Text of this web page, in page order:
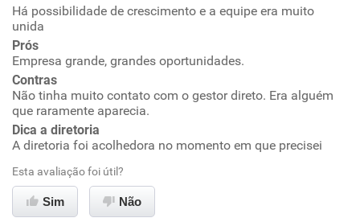
Oportunidade de promoção
Ambiente de trabalho
Conciliação com a vida familiar
Benefícios
Recomenda esta empresa
Recomenda a diretoria
Há possibilidade de crescimento e a equipe era muito
unida
Prós
Empresa grande, grandes oportunidades.
Contras
Não tinha muito contato com o gestor direto. Era alguém
que raramente aparecia.
Dica a diretoria
A diretoria foi acolhedora no momento em que precisei
Esta avaliação foi útil?
Sim Não